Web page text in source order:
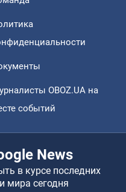
OBOZ.UA на
событий
News
в курсе последних
мира сегодня